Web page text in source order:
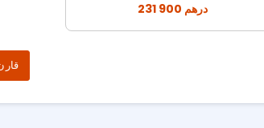
231 900 درهم